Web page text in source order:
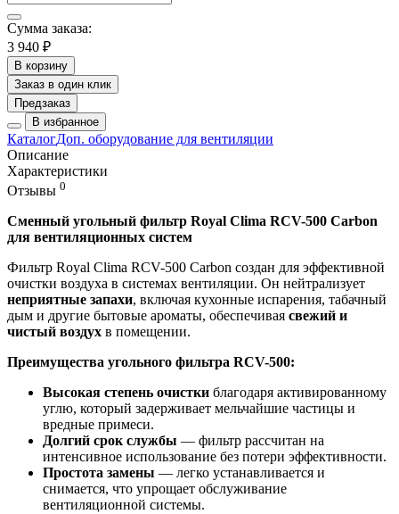
Сумма заказа:
3 940 ₽
В корзину
Заказ в один клик
Предзаказ
В избранное
КаталогДоп. оборудование для вентиляции
Описание
Характеристики
Отзывы 0
Сменный угольный фильтр Royal Clima RCV-500 Carbon
для вентиляционных систем
Фильтр Royal Clima RCV-500 Carbon создан для эффективной
очистки воздуха в системах вентиляции. Он нейтрализует
неприятные запахи, включая кухонные испарения, табачный
дым и другие бытовые ароматы, обеспечивая свежий и
чистый воздух в помещении.
Преимущества угольного фильтра RCV-500:
Высокая степень очистки благодаря активированному
углю, который задерживает мельчайшие частицы и
вредные примеси.
Долгий срок службы — фильтр рассчитан на
интенсивное использование без потери эффективности.
Простота замены — легко устанавливается и
снимается, что упрощает обслуживание
вентиляционной системы.